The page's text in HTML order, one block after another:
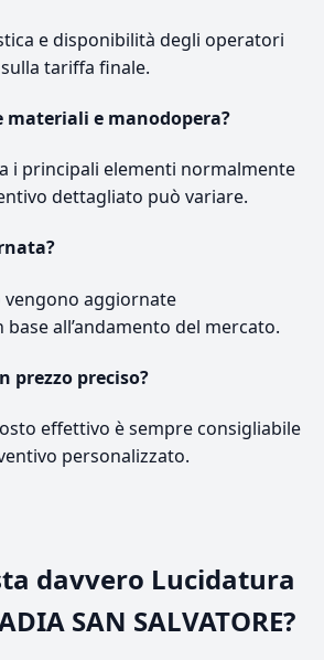
e disponibilità degli operatori
tariffa finale.
e manodopera?
i principali elementi normalmente
dettagliato può variare.
vengono aggiornate
all’andamento del mercato.
prezzo preciso?
effettivo è sempre consigliabile
personalizzato.
davvero Lucidatura
SAN SALVATORE?